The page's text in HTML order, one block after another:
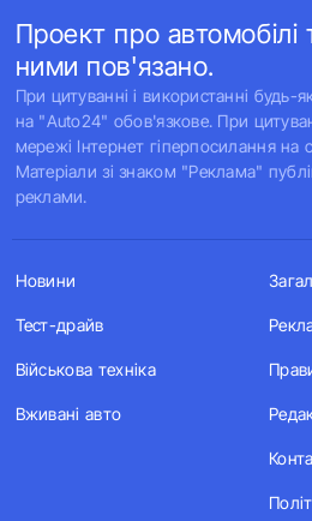
Проект про
ними пов'язано.
При цитуванні і використанні будь-
на "Auto24" обов'язкове. При
мережі Інтернет гіперпосилання на
Матеріали зі знаком "Реклама"
реклами.
Новини
Тест-драйв
Військова техніка
Вживані авто